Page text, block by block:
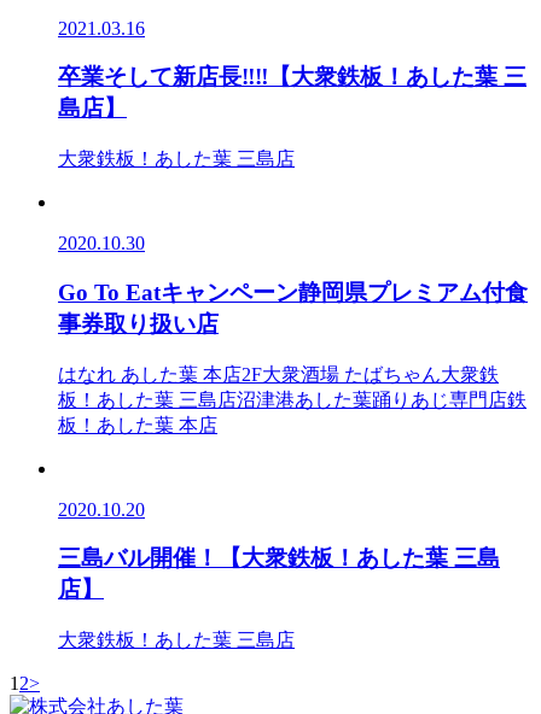
2021.03.16
卒業そして新店長‼‼【大衆鉄板！あした葉 三
島店】
大衆鉄板！あした葉 三島店
2020.10.30
Go To Eatキャンペーン静岡県プレミアム付食
事券取り扱い店
はなれ あした葉 本店2F大衆酒場 たばちゃん大衆鉄
板！あした葉 三島店沼津港あした葉踊りあじ専門店鉄
板！あした葉 本店
2020.10.20
三島バル開催！【大衆鉄板！あした葉 三島
店】
大衆鉄板！あした葉 三島店
1 2>